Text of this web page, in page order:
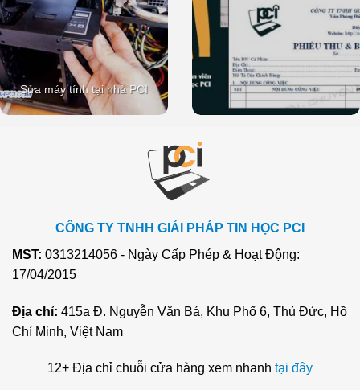
Sửa máy tính tại nhà PCI
CÔNG TY TNHH GIẢI PHÁP TIN HỌC PCI
MST: 0313214056 - Ngày Cấp Phép & Hoạt Động:
17/04/2015
Địa chỉ: 415a Đ. Nguyễn Văn Bá, Khu Phố 6, Thủ Đức, Hồ
Chí Minh, Việt Nam
12+ Địa chỉ chuỗi cửa hàng xem nhanh tại đây